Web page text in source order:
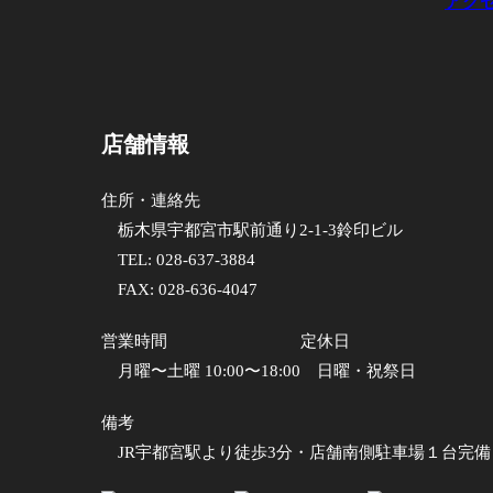
店舗情報
住所・連絡先
栃木県宇都宮市駅前通り2-1-3鈴印ビル
TEL: 028-637-3884
FAX: 028-636-4047
営業時間
月曜〜土曜 10:00〜18:00
定休日
日曜・祝祭日
備考
JR宇都宮駅より徒歩3分・店舗南側駐車場１台完備